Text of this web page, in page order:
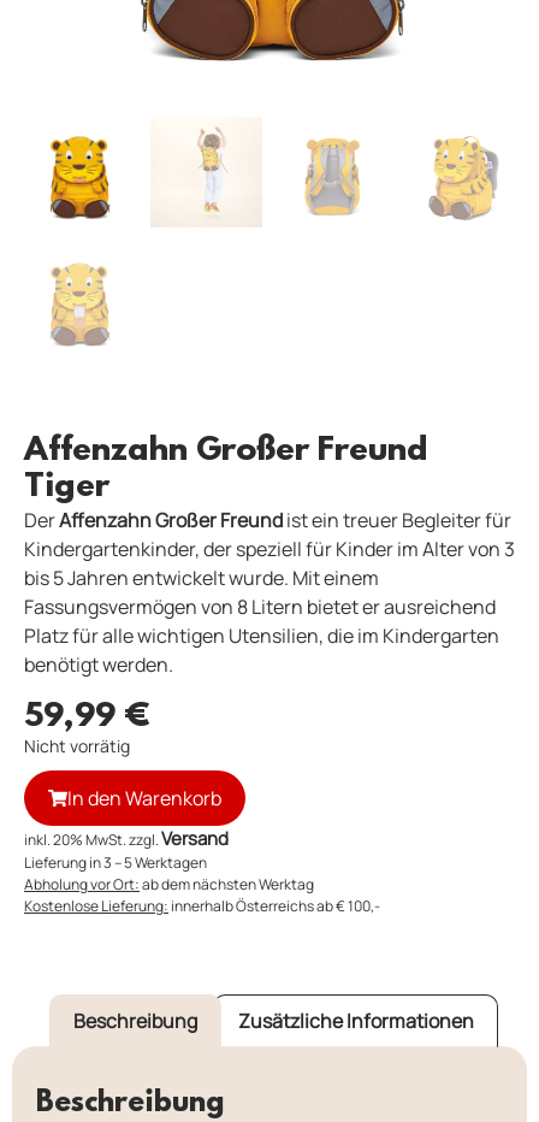
Affenzahn Großer Freund
Tiger
DerAffenzahn Großer Freundist ein treuer Begleiter für
Kindergartenkinder, der speziell für Kinder im Alter von 3
bis 5 Jahren entwickelt wurde. Mit einem
Fassungsvermögen von 8 Litern bietet er ausreichend
Platz für alle wichtigen Utensilien, die im Kindergarten
benötigt werden.
59,99 €
Nicht vorrätig
In den Warenkorb
inkl. 20% MwSt. zzgl.Versand
Lieferung in 3 – 5 Werktagen
Abholung vor Ort:ab dem nächsten Werktag
Kostenlose Lieferung: innerhalb Österreichs ab € 100,-
Beschreibung Zusätzliche Informationen
Beschreibung